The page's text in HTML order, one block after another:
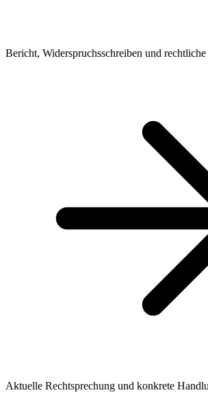
Bericht, Widerspruchsschreiben und
Aktuelle Rechtsprechung und konkrete